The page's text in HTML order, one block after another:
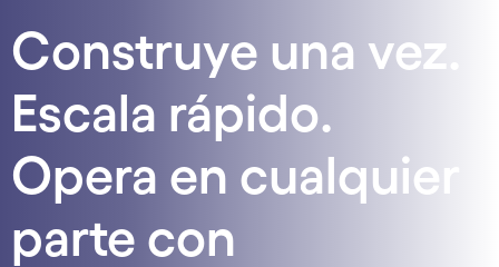
Construye una vez.
Escala rápido.
Opera en cualquier
parte con